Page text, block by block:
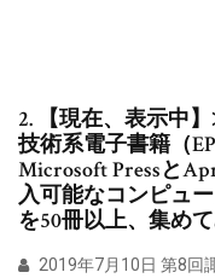
2. 【現在、表示中
技術系電子書籍（
Microsoft Pressと
入可能なコンピュ
を50冊以上、集めて
2019年7月10日 第8回